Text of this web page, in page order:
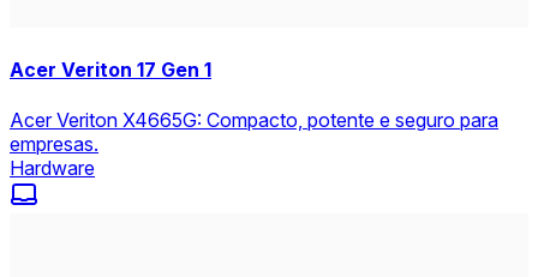
Acer Veriton 17 Gen 1
Acer Veriton X4665G: Compacto, potente e seguro para
empresas.
Hardware